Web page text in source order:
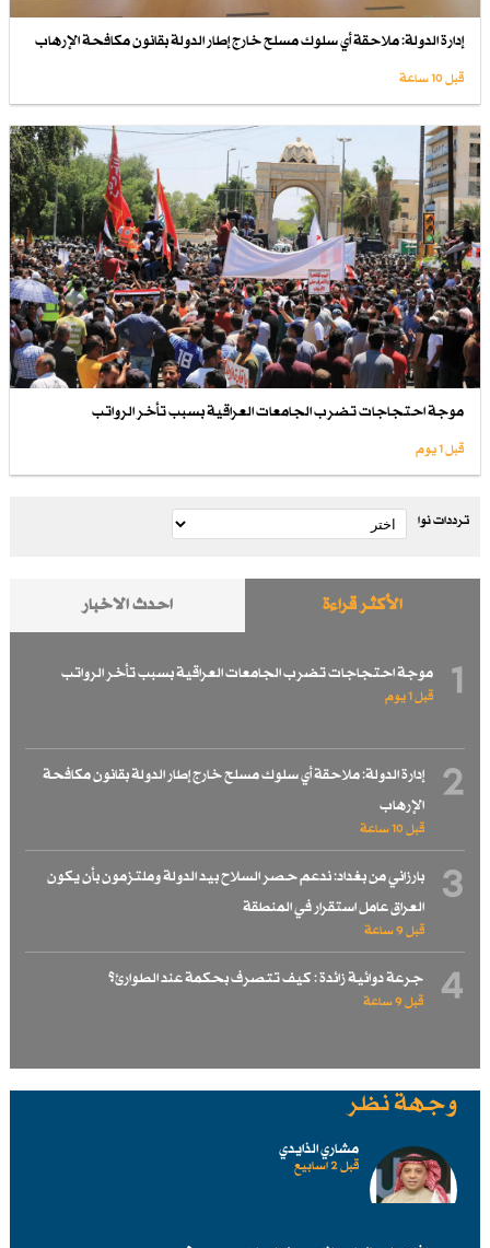
إدارة الدولة: ملاحقة أي سلوك مسلح خارج إطار الدولة بقانون مكافحة الإرهاب
قبل 10 ساعة
موجة احتجاجات تضرب الجامعات العراقية بسبب تأخر الرواتب
قبل 1 یوم
ترددات نوا
الأكثر قراءة احدث الاخبار
1 موجة احتجاجات تضرب الجامعات العراقية بسبب تأخر الرواتب
قبل 1 یوم
2
إدارة الدولة: ملاحقة أي سلوك مسلح خارج إطار الدولة بقانون مكافحة
الإرهاب
قبل 10 ساعة
3
بارزاني من بغداد: ندعم حصر السلاح بيد الدولة وملتزمون بأن يكون
العراق عامل استقرار في المنطقة
قبل 9 ساعة
4 جرعة دوائية زائدة : كيف تتصرف بحكمة عند الطوارئ؟
قبل 9 ساعة
وجهة نظر
مشاري الذايدي
قبل 2 اسابیع